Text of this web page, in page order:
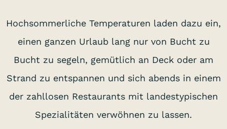
Hochsommerliche Temperaturen laden dazu ein,
einen ganzen Urlaub lang nur von Bucht zu
Bucht zu segeln, gemütlich an Deck oder am
Strand zu entspannen und sich abends in einem
der zahllosen Restaurants mit landestypischen
Spezialitäten verwöhnen zu lassen.